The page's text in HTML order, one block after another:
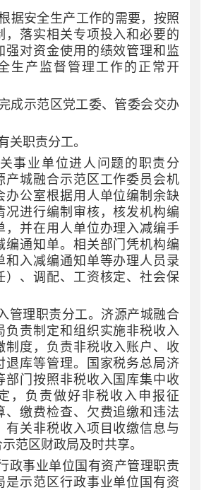
根据安全生产工作的需要，按照
，落实相关专项投入和必要的
强对资金使用的绩效管理和监
生产监督管理工作的正常开
成示范区党工委、管委会交办
关职责分工。
事业单位进人问题的职责分
产城融合示范区工作委员会机
办公室根据用人单位编制余缺
况进行编制审核，核发机构编
，并在用人单位办理入减编手
编通知单。相关部门凭机构编
和入减编通知单等办理人员录
）、调配、工资核定、社会保
管理职责分工。济源产城融合
负责制定和组织实施非税收入
制度，负责非税收入账户、收
退库等管理。国家税务总局济
部门按照非税收入国库集中收
，负责做好非税收入申报征
、缴费检查、欠费追缴和违法
有关非税收入项目收缴信息与
范区财政局及时共享。
政事业单位国有资产管理职责
是示范区行政事业单位国有资